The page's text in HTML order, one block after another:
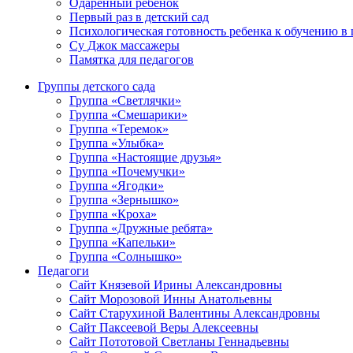
Одаренный ребенок
Первый раз в детский сад
Психологическая готовность ребенка к обучению в
Су Джок массажеры
Памятка для педагогов
Группы детского сада
Группа «Светлячки»
Группа «Смешарики»
Группа «Теремок»
Группа «Улыбка»
Группа «Настоящие друзья»
Группа «Почемучки»
Группа «Ягодки»
Группа «Зернышко»
Группа «Кроха»
Группа «Дружные ребята»
Группа «Капельки»
Группа «Солнышко»
Педагоги
Сайт Князевой Ирины Александровны
Сайт Морозовой Инны Анатольевны
Сайт Старухиной Валентины Александровны
Сайт Паксеевой Веры Алексеевны
Сайт Пототовой Светланы Геннадьевны